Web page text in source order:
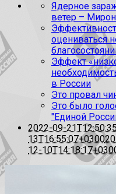
Ядерное
ветер –
оцениваться
Эффект
в России
Это провал
Это было
"Единой
2022-09-
13T16:55:07+0300
12-